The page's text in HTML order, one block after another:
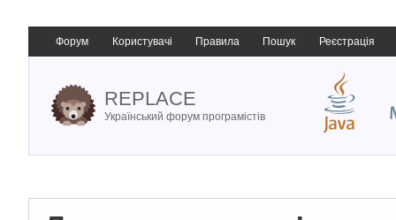
Форум Користувачі Правила Пошук Реєстрація
REPLACE
Український форум програмістів